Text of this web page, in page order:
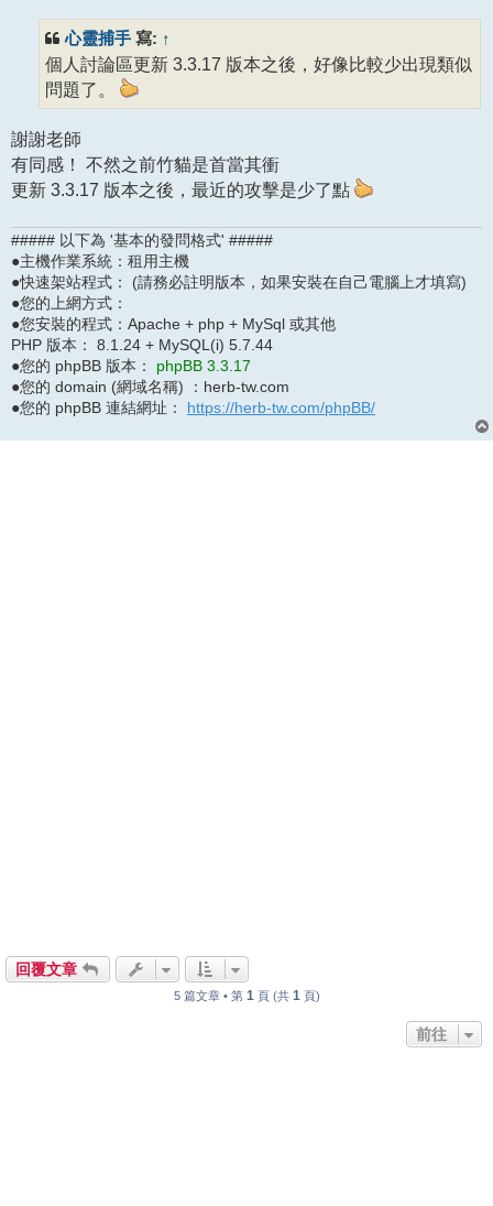
心靈捕手 寫: ↑
個人討論區更新 3.3.17 版本之後，好像比較少出現類似
問題了。
謝謝老師
有同感！ 不然之前竹貓是首當其衝
更新 3.3.17 版本之後，最近的攻擊是少了點
##### 以下為 '基本的發問格式' #####
●主機作業系統：租用主機
●快速架站程式： (請務必註明版本，如果安裝在自己電腦上才填寫)
●您的上網方式：
●您安裝的程式：Apache + php + MySql 或其他
PHP 版本： 8.1.24 + MySQL(i) 5.7.44
●您的 phpBB 版本： phpBB 3.3.17
●您的 domain (網域名稱) ：herb-tw.com
●您的 phpBB 連結網址： https://herb-tw.com/phpBB/
回覆文章
5 篇文章 • 第 1 頁 (共 1 頁)
前往